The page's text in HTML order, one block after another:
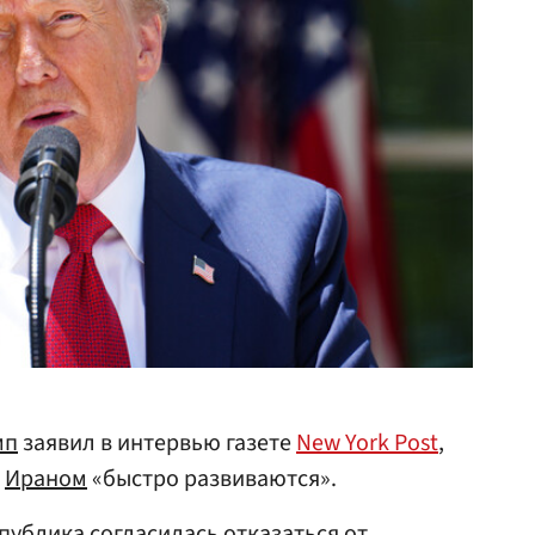
заявил в интервью газетеNew York Post,
Ираном«быстро развиваются».